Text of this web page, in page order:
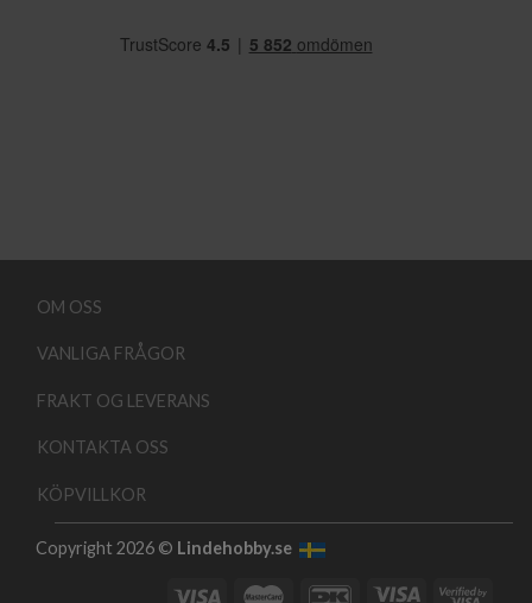
OM OSS
VANLIGA FRÅGOR
FRAKT OG LEVERANS
KONTAKTA OSS
KÖPVILLKOR
Copyright 2026 © Lindehobby.se